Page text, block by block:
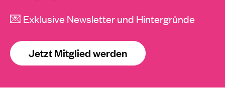
💌 Exklusive Newsletter und Hintergründe
Jetzt Mitglied werden